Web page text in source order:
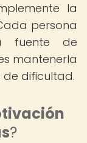
la
persona
fuente de
mantenerla
dificultad.
?